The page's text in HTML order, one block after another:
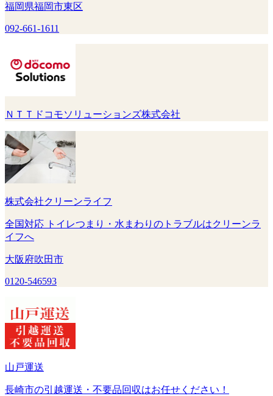
福岡県福岡市東区
092-661-1611
ＮＴＴドコモソリューションズ株式会社
株式会社クリーンライフ
全国対応 トイレつまり・水まわりのトラブルはクリーンラ
イフへ
大阪府吹田市
0120-546593
山戸運送
長崎市の引越運送・不要品回収はお任せください！